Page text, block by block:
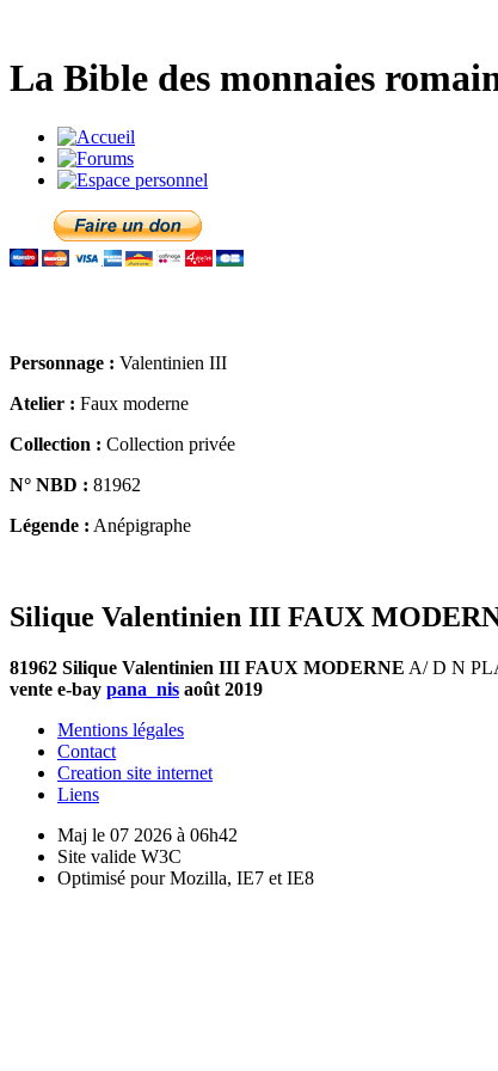
La Bible des monnaies
Personnage : Valentinien III
Atelier : Faux moderne
Collection : Collection privée
N° NBD : 81962
Légende : Anépigraphe
Silique Valentinien III FAUX
81962 Silique Valentinien III FAUX MODERNE A/ D N
vente e-bay pana_nis août 2019
Mentions légales
Contact
Creation site internet
Liens
Maj le 07 2026 à 06h42
Site valide W3C
Optimisé pour Mozilla, IE7 et IE8